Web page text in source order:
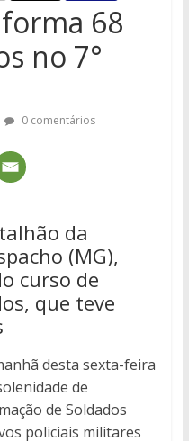
68
no 7°
0 comentários
da
(MG),
curso de
que teve
desta sexta-feira
de
de Soldados
policiais militares